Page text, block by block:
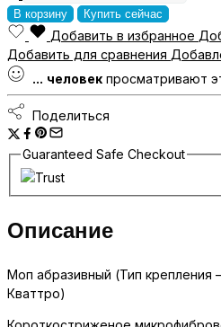
–
моп
абразивный
MMН-40-
RQ
количество
В корзину Купить сейчас
Добавить в избранное
Добавить для сравнения
... человек просматривают
Поделиться
Guaranteed Safe Checkout
Описание
Моп абразивный (Тип крепления
Кваттро)